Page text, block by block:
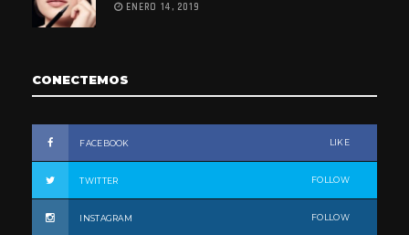
ENERO 14, 2019
CONECTEMOS
FACEBOOK LIKE
TWITTER FOLLOW
INSTAGRAM FOLLOW